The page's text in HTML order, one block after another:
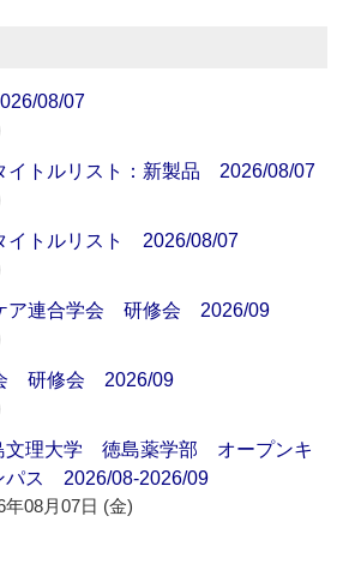
08/07
イトルリスト：新製品 2026/08/07
イトルリスト 2026/08/07
ア連合学会 研修会 2026/09
研修会 2026/09
文理大学 徳島薬学部 オープンキ
パス 2026/08-2026/09
年08月07日 (金)